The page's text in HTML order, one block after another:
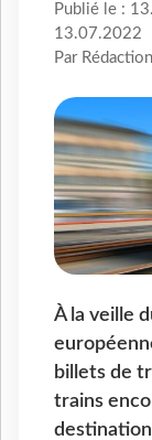
Publié le :
13.07.2022
Par Rédaction
À la veille
billets de
trains